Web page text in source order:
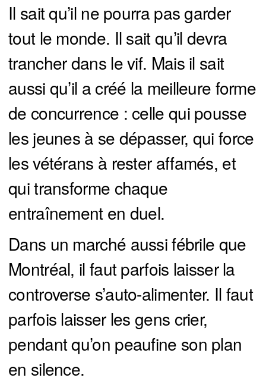
Il sait qu’il ne pourra pas garder
tout le monde. Il sait qu’il devra
trancher dans le vif. Mais il sait
aussi qu’il a créé la meilleure forme
de concurrence : celle qui pousse
les jeunes à se dépasser, qui force
les vétérans à rester affamés, et
qui transforme chaque
entraînement en duel.
Dans un marché aussi fébrile que
Montréal, il faut parfois laisser la
controverse s’auto-alimenter. Il faut
parfois laisser les gens crier,
pendant qu’on peaufine son plan
en silence.